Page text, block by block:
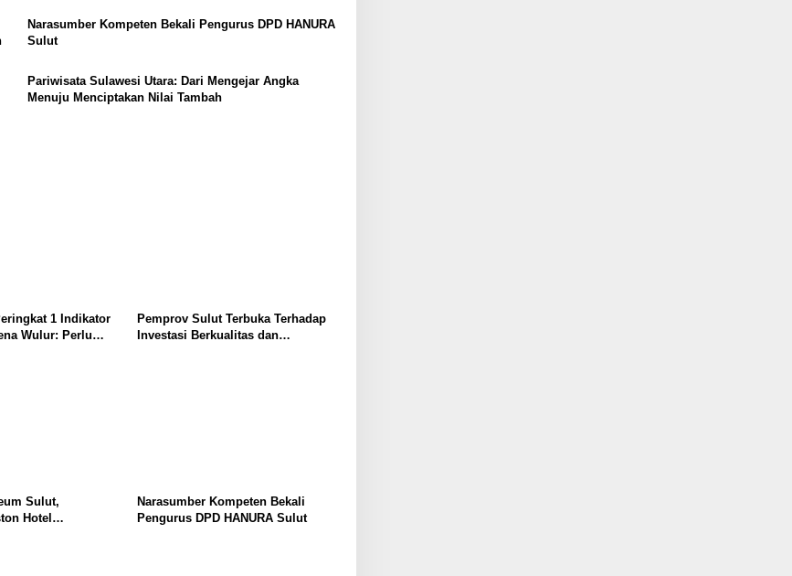
Narasumber Kompeten Bekali Pengurus DPD HANURA
Sulut
Pariwisata Sulawesi Utara: Dari Mengejar Angka
Menuju Menciptakan Nilai Tambah
1 Indikator
Wulur: Perlu
Pemprov Sulut Terbuka Terhadap
Investasi Berkualitas dan
Sulut,
Hotel
Narasumber Kompeten Bekali
Pengurus DPD HANURA Sulut